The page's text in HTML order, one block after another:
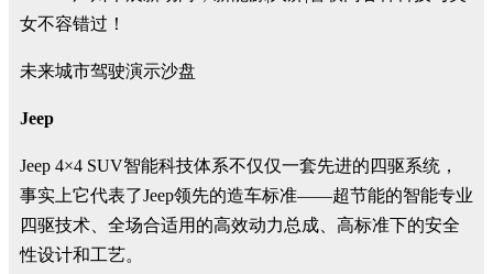
未来城市驾驶演示沙盘
Jeep
Jeep 4×4 SUV智能科技体系不仅仅一套先进的四驱系统，
事实上它代表了Jeep领先的造车标准——超节能的智能专业
四驱技术、全场合适用的高效动力总成、高标准下的安全
性设计和工艺。